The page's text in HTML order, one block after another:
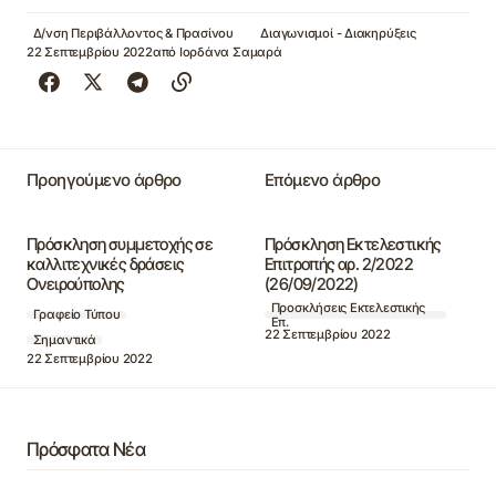
Δ/νση Περιβάλλοντος & Πρασίνου
Διαγωνισμοί - Διακηρύξεις
22 Σεπτεμβρίου 2022από Ιορδάνα Σαμαρά
Προηγούμενο άρθρο
Πρόσκληση συμμετοχής σε
καλλιτεχνικές δράσεις
Ονειρούπολης
Γραφείο Τύπου
Σημαντικά
22 Σεπτεμβρίου 2022
Επόμενο άρθρο
Πρόσκληση Εκτελεστικής
Επιτροπής αρ. 2/2022
(26/09/2022)
Προσκλήσεις Εκτελεστικής
Επ.
22 Σεπτεμβρίου 2022
Πρόσφατα Νέα